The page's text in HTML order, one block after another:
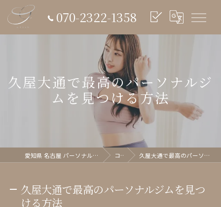
070-2322-1358
久屋大通で最高のパーソナルジ
ムを見つける方法
愛知県 名古屋 パーソナルジム glish《グリッシュ》 コラム 久屋大通で最高のパーソナルジムを見つける方法
久屋大通で最高のパーソナルジムを見つ
ける方法